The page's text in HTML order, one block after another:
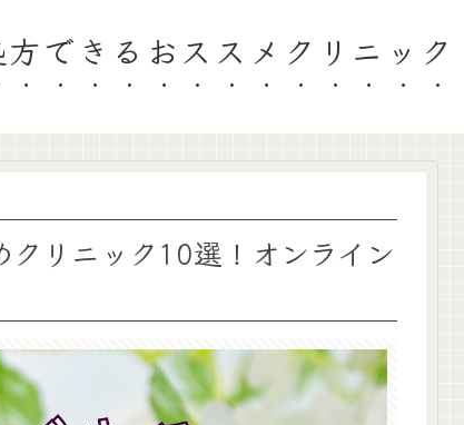
方できるおススメクリニック
クリニック10選！オンライン